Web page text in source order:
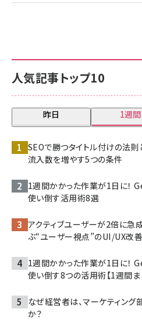
人気記事トップ10
昨日 1週間
SEOで勝つタイトル付けの法則
流入数を増やす5つの条件
1週間かかった作業が1日に
使い倒す活用術8選
アクティブユーザーが2倍に急
ぶ“ユーザー視点”のUI/UX改善
1週間かかった作業が1日に
使い倒す8つの活用術【1週間ま
なぜ経営者は、マーケティン
か？